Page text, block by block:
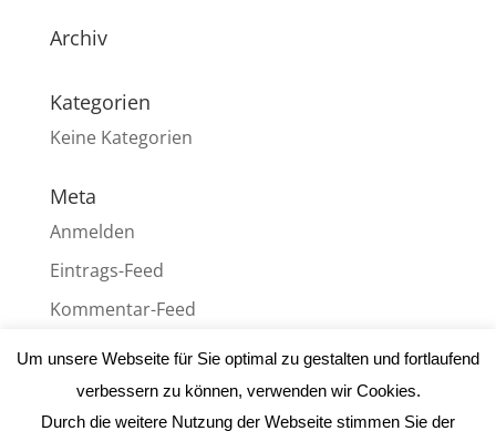
Archiv
Kategorien
Keine Kategorien
Meta
Anmelden
Eintrags-Feed
Kommentar-Feed
WordPress.org
Um unsere Webseite für Sie optimal zu gestalten und fortlaufend
verbessern zu können, verwenden wir Cookies.
Durch die weitere Nutzung der Webseite stimmen Sie der